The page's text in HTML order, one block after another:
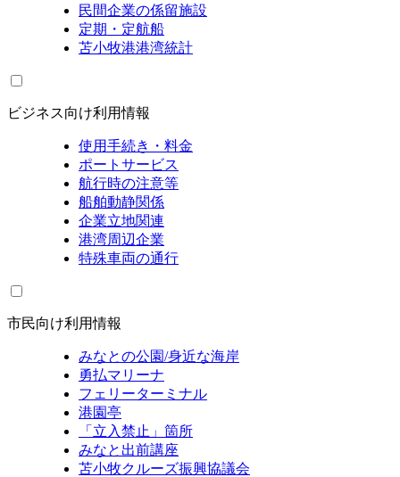
民間企業の係留施設
定期・定航船
苫小牧港港湾統計
ビジネス向け利用情報
使用手続き・料金
ポートサービス
航行時の注意等
船舶動静関係
企業立地関連
港湾周辺企業
特殊車両の通行
市民向け利用情報
みなとの公園/身近な海岸
勇払マリーナ
フェリーターミナル
港園亭
「立入禁止」箇所
みなと出前講座
苫小牧クルーズ振興協議会